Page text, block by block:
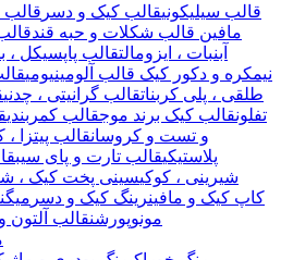
قالب سیلیکونیقالب کیک و دسر قالب
مافین قالب شکلات و حبه قند
آبنبات ، ایزومالتقالب پاپسیکل ،
نیمکره و دکور کیک قالب آلومینیومی
طلقی ، پلی کربناتقالب گرانیتی ، چدنی
تفلونقالب کیک برند موجقالب کمربندی
و تست و کروسانقالب پیتزا ،
پلاستیکیقالب تارت و پای سیب
شیرینی ، کوکیسینی پخت کیک ،
کاپ کیک و مافینرینگ کیک و دسر
مونوپورشنقالب آلتون و